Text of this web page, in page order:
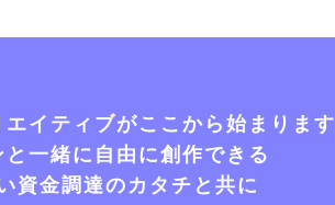
イティブがここから始まります
と一緒に自由に創作できる
資金調達のカタチと共に